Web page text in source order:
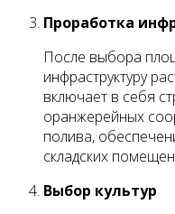
Проработка
После выбора
инфраструктуру
включает в себя
оранжерейных
полива,
складских
Выбор культур